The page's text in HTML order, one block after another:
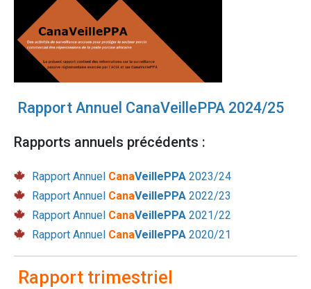
Rapport Annuel CanaVeillePPA 2024/25
Rapports annuels précédents :
Rapport Annuel CanaVeillePPA2023/24
Rapport Annuel CanaVeillePPA2022/23
Rapport Annuel CanaVeillePPA2021/22
Rapport Annuel CanaVeillePPA2020/21
Rapport trimestriel